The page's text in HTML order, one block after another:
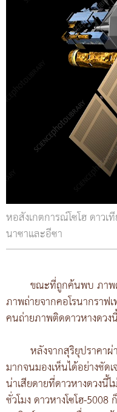
หอสังเกตการณ์โซโฮ ดาวเ
นาซาและอีซา
ขณะที่ถูกค้นพบ ภาพ
ภาพถ่ายจากคอโรนากรา
คนถ่ายภาพติดดาวหางดวง
หลังจากสุริยุปราคา
มากจนมองเห็นได้อย่างชัด
น่าเสียดายที่ดาวหางดวง
ชั่วโมง ดาวหางโซโฮ-5008